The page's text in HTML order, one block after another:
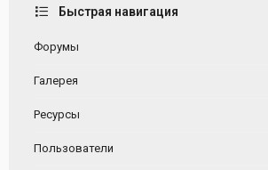
Быстрая навигация
Форумы
Галерея
Ресурсы
Пользователи